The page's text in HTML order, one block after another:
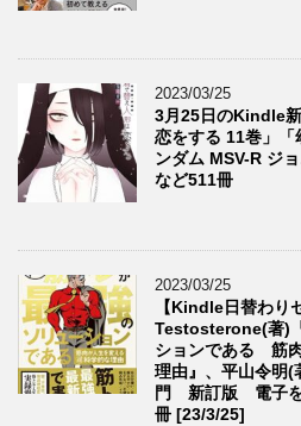
2023/03/25
3月25日のKindle
恋をする 11巻」
ンダム MSV-R ジ
など511冊
2023/03/25
【Kindle日替わり
Testosterone(著)
ションである 筋
理由』、平山令明(
門 新訂版 電子を
冊 [23/3/25]